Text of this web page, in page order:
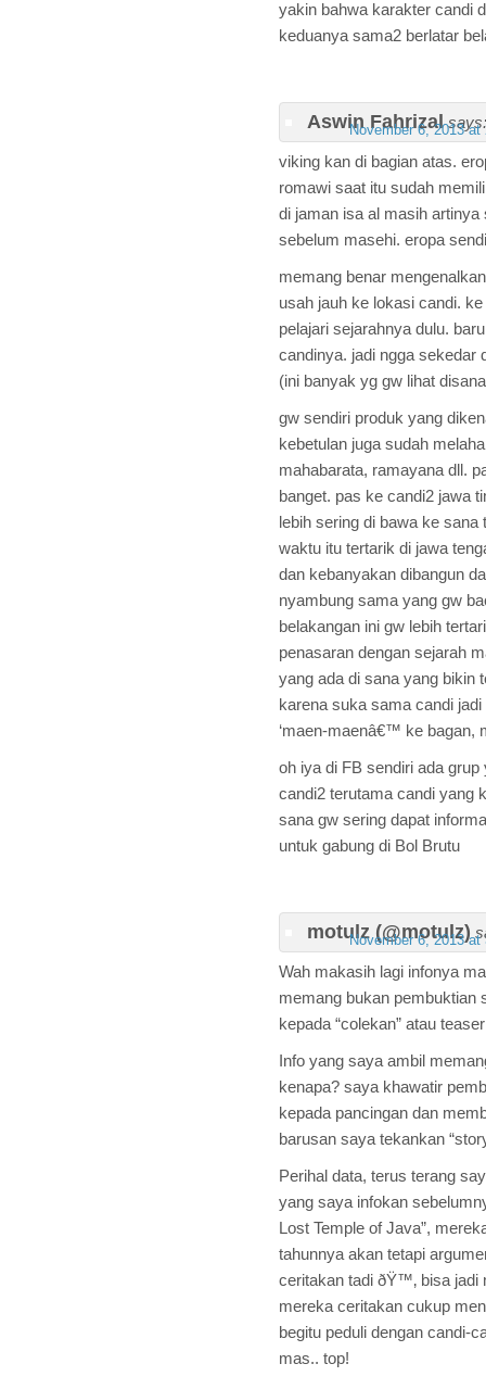
yakin bahwa karakter candi
keduanya sama2 berlatar
Aswin Fahrizal says:
November 6, 2013 at
viking kan di bagian atas.
romawi saat itu sudah
di jaman isa al masih
sebelum masehi. eropa
memang benar
usah jauh ke lokasi candi.
pelajari sejarahnya dulu.
candinya. jadi ngga sekedar
(ini banyak yg gw lihat
gw sendiri produk yang
kebetulan juga sudah
mahabarata, ramayana dll.
banget. pas ke candi2 jawa
lebih sering di bawa ke
waktu itu tertarik di jawa
dan kebanyakan dibangun
nyambung sama yang gw
belakangan ini gw lebih
penasaran dengan sejarah
yang ada di sana yang bikin
karena suka sama candi
‘maen-maenâ€™ ke bagan,
oh iya di FB sendiri ada
candi2 terutama candi yang
sana gw sering dapat
untuk gabung di Bol Brutu
motulz (@motulz)
November 6, 2013 at
Wah makasih lagi infonya
memang bukan pembuktian
kepada “colekan” atau
Info yang saya ambil
kenapa? saya khawatir
kepada pancingan dan
barusan saya tekankan
Perihal data, terus terang
yang saya infokan
Lost Temple of Java”,
tahunnya akan tetapi
ceritakan tadi ðŸ™‚ bisa jadi
mereka ceritakan cukup
begitu peduli dengan candi-
mas.. top!